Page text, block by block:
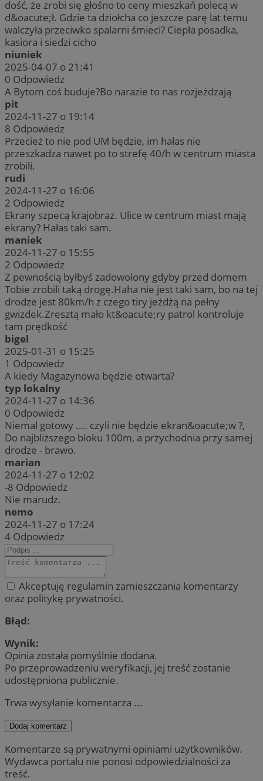
dość, że zrobi się głośno to ceny mieszkań polecą w
d&oacute;ł. Gdzie ta dziołcha co jeszcze parę lat temu
walczyła przeciwko spalarni śmieci? Ciepła posadka,
kasiora i siedzi cicho
niuniek
2025-04-07 o 21:41
0 Odpowiedz
A Bytom coś buduje?Bo narazie to nas rozjeżdzają
pit
2024-11-27 o 19:14
8 Odpowiedz
Przecież to nie pod UM będzie, im hałas nie
przeszkadza nawet po to strefę 40/h w centrum miasta
zrobili.
rudi
2024-11-27 o 16:06
2 Odpowiedz
Ekrany szpecą krajobraz. Ulice w centrum miast mają
ekrany? Hałas taki sam.
maniek
2024-11-27 o 15:55
2 Odpowiedz
Z pewnością byłbyś zadowolony gdyby przed domem
Tobie zrobili taką drogę.Haha nie jest taki sam, bo na tej
drodze jest 80km/h z czego tiry jeżdżą na pełny
gwizdek.Zresztą mało kt&oacute;ry patrol kontroluje
tam prędkość
bigel
2025-01-31 o 15:25
1 Odpowiedz
A kiedy Magazynowa będzie otwarta?
typ lokalny
2024-11-27 o 14:36
0 Odpowiedz
Niemal gotowy .... czyli nie będzie ekran&oacute;w ?,
Do najbliższego bloku 100m, a przychodnia przy samej
drodze - brawo.
marian
2024-11-27 o 12:02
-8 Odpowiedz
Nie marudz.
nemo
2024-11-27 o 17:24
4 Odpowiedz
Akceptuję regulamin zamieszczania komentarzy
oraz politykę prywatności.
Błąd:
Wynik:
Opinia została pomyślnie dodana.
Po przeprowadzeniu weryfikacji, jej treść zostanie
udostępniona publicznie.
Trwa wysyłanie komentarza ...
Dodaj komentarz
Komentarze są prywatnymi opiniami użytkowników.
Wydawca portalu nie ponosi odpowiedzialności za
treść.